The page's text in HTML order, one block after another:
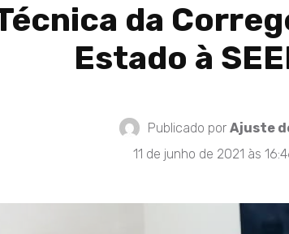
da
Estado à
Publicado por Ajuste
11 de junho de 2021 às